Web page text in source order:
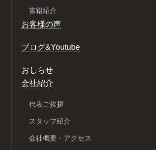
書籍紹介
お客様の声
ブログ&Youtube
おしらせ
会社紹介
代表ご挨拶
スタッフ紹介
会社概要・アクセス